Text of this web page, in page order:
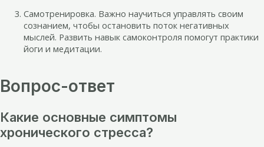
Самотренировка. Важно научиться управлять своим
сознанием, чтобы остановить поток негативных
мыслей. Развить навык самоконтроля помогут практики
йоги и медитации.
Вопрос-ответ
Какие основные симптомы
хронического стресса?